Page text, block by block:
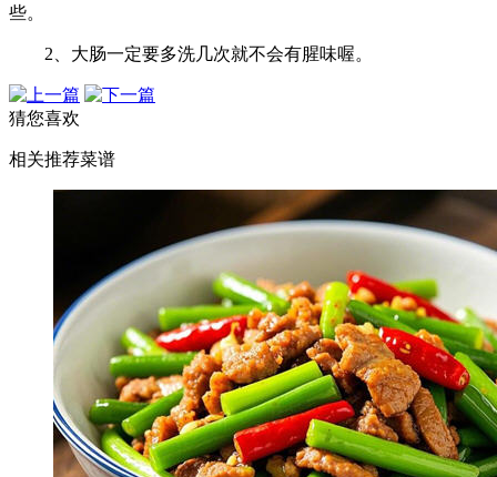
些。
2、大肠一定要多洗几次就不会有腥味喔。
猜您喜欢
相关推荐菜谱